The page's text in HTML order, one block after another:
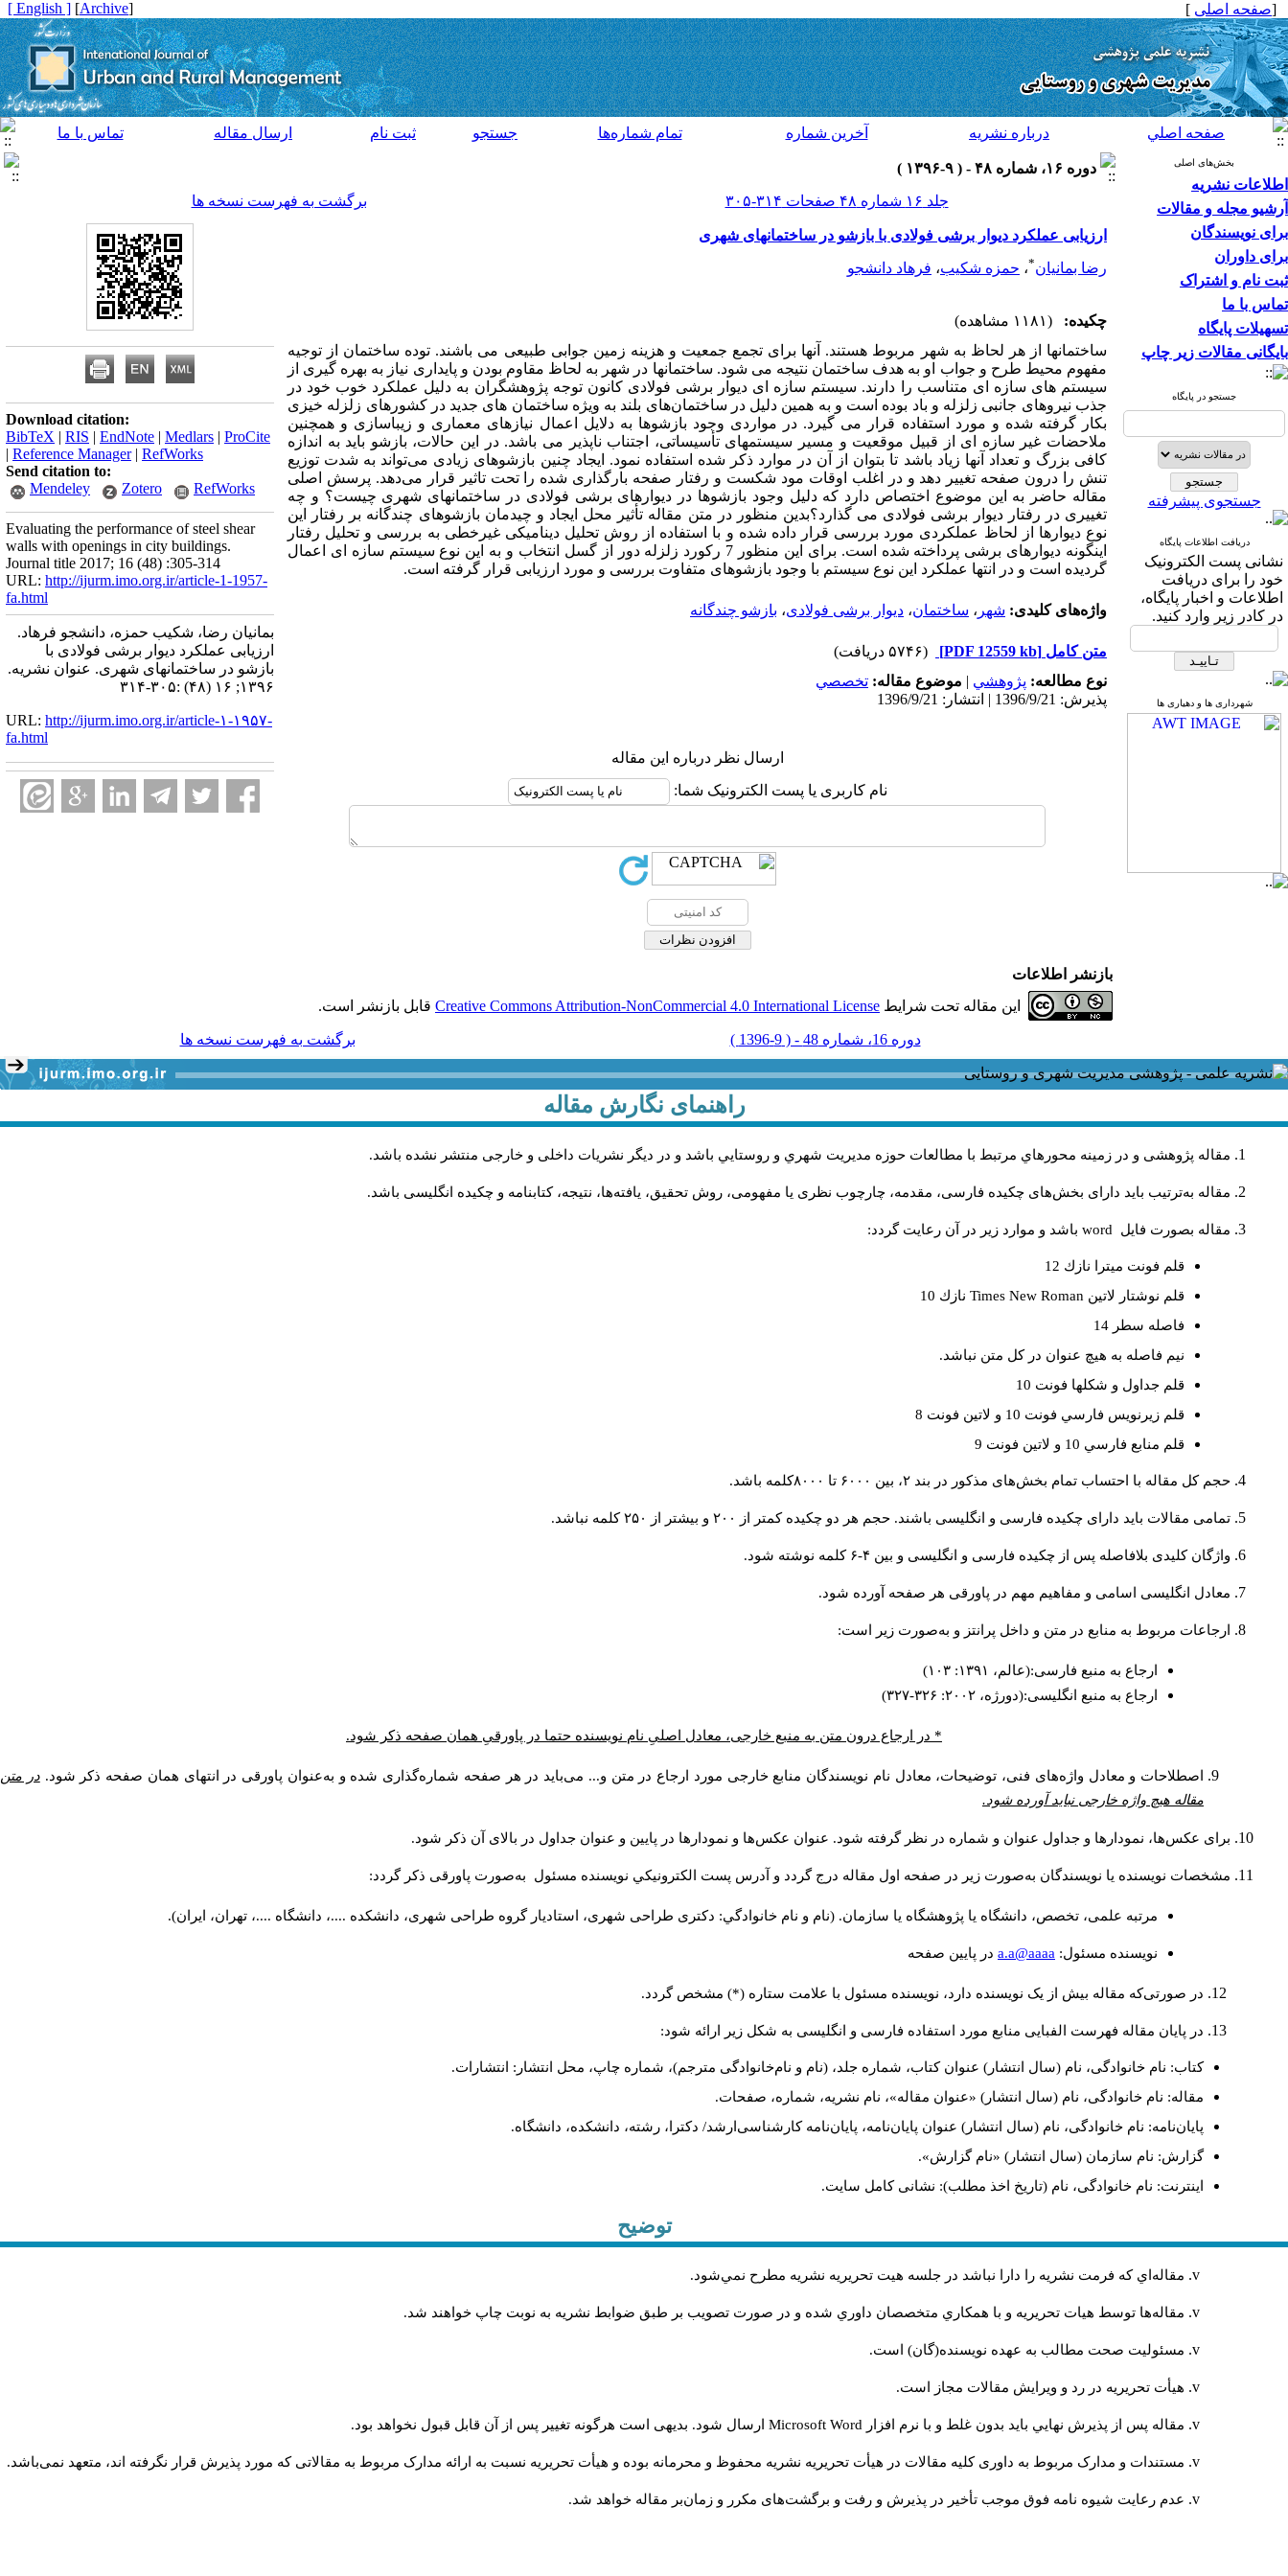
[صفحه اصلی ]
[
Archive
]
[ English ]
صفحه اصلي درباره نشريه آخرين شماره تمام شماره‌ها جستجو ثبت نام ارسال مقاله تماس با ما
بخش‌های اصلی
اطلاعات نشریه
آرشیو مجله و مقالات
برای نویسندگان
برای داوران
ثبت نام و اشتراک
تماس با ما
تسهیلات پایگاه
بایگانی مقالات زیر چاپ
جستجو در پایگاه
جستجوی پیشرفته
دریافت اطلاعات پایگاه
نشانی پست الکترونیک
خود را برای دریافت
اطلاعات و اخبار پایگاه،
در کادر زیر وارد کنید.
شهرداری ها و دهیاری ها
دوره ۱۶، شماره ۴۸ - ( ۹-۱۳۹۶ )
جلد ۱۶ شماره ۴۸ صفحات ۳۱۴-۳۰۵
برگشت به فهرست نسخه ها
ارزیابی عملکرد دیوار برشی فولادی با بازشو در ساختمانهای شهری
رضا بمانیان*، حمزه شکیب، فرهاد دانشجو
چکیده:
(۱۱۸۱ مشاهده)
ساختمانها از هر لحاظ به شهر مربوط هستند. آنها برای تجمع جمعیت و هزینه زمین جوابی طبیعی می باشند. توده ساختمان از توجیه
مفهوم محیط طرح و جواب او به هدف ساختمان نتیجه می شود. ساختمانها در شهر به لحاظ مقاوم بودن و پایداری نیاز به بهره گیری از
سیستم های سازه ای متناسب را دارند. سیستم سازه ای دیوار برشی فولادی کانون توجه پژوهشگران به دلیل عملکرد خوب خود در
جذب نیروهای جانبی زلزله و باد بوده است و به همین دلیل در ساختمان‌های بلند به ویژه ساختمان های جدید در کشورهای زلزله خیزی
بکار گرفته شده و مورد استفاده قرار می گیرد. در مواردی وجود بازشوها به دلایل اعمال نیازهای معماری و زیباسازی و همچنین
ملاحضات غیر سازه ای از قبیل موقعیت و مسیر سیستمهای تأسیساتی، اجتناب ناپذیر می باشد. در این حالات، بازشو باید به اندازه
کافی بزرگ و تعداد آنها زیاد باشد تا بتوان از آن در موارد ذکر شده استفاده نمود. ایجاد چنین بازشوهای زیادی می‌تواند به شدت توزیع
تنش را درون صفحه تغییر دهد و در اغلب اوقات مود شکست و رفتار صفحه بارگذاری شده را تحت تاثیر قرار می‌دهد. پرسش اصلی
مقاله حاضر به این موضوع اختصاص دارد که دلیل وجود بازشوها در دیوارهای برشی فولادی در ساختمانهای شهری چیست؟ و چه
تغییری در رفتار دیوار برشی فولادی می گذارد؟بدین منظور در متن مقاله تأثیر محل ایجاد و چیدمان بازشوهای چندگانه بر رفتار این
نوع دیوارها از لحاظ عملکردی مورد بررسی قرار داده شده و با استفاده از روش تحلیل دینامیکی غیرخطی به بررسی و تحلیل رفتار
اینگونه دیوارهای برشی پرداخته شده است. برای این منظور 7 رکورد زلزله دور از گسل انتخاب و به این نوع سیستم سازه ای اعمال
گردیده است و در انتها عملکرد این نوع سیستم با وجود بازشوهای متفاوت بررسی و مورد ارزیابی قرار گرفته است.
واژه‌های کلیدی: شهر ، ساختمان، دیوار برشی فولادی، بازشو چندگانه
متن کامل [PDF 12559 kb]
(۵۷۴۶ دریافت)
نوع مطالعه: پژوهشي | موضوع مقاله: تخصصي
پذیرش: 1396/9/21 | انتشار: 1396/9/21
ارسال نظر درباره این مقاله
نام کاربری یا پست الکترونیک شما:
Download citation:
BibTeX | RIS | EndNote | Medlars | ProCite
| Reference Manager| RefWorks
Send citation to:
Mendeley
Zotero RefWorks
Evaluating the performance of steel shear
walls with openings in city buildings.
Journal title 2017; 16 (48) :305-314
URL: http://ijurm.imo.org.ir/article-1-1957-
fa.html
بمانیان رضا، شکیب حمزه، دانشجو فرهاد.
ارزیابی عملکرد دیوار برشی فولادی با
بازشو در ساختمانهای شهری. عنوان نشریه.
۱۳۹۶; ۱۶ (۴۸) :۳۰۵-۳۱۴
URL: http://ijurm.imo.org.ir/article-۱-۱۹۵۷-
fa.html
بازنشر اطلاعات
این مقاله تحت شرایط Creative Commons Attribution-NonCommercial 4.0 International License قابل بازنشر است.
دوره 16، شماره 48 - ( 9-1396 ) برگشت به فهرست نسخه ها
راهنمای نگارش مقاله
مقاله پژوهشی و در زمینه محورهاي مرتبط با مطالعات حوزه مديريت شهري و روستايي باشد و در دیگر نشریات داخلی و خارجی منتشر نشده باشد.
مقاله به‌ترتیب باید دارای بخش‌های چکیده فارسی، مقدمه، چارچوب نظری یا مفهومی، روش تحقیق، یافته‌ها، نتیجه، کتابنامه و چکیده انگلیسی باشد.
مقاله بصورت فايل word باشد و موارد زير در آن رعايت گردد:
قلم فونت ميترا نازك 12
قلم نوشتار لاتين Times New Roman نازك 10
فاصله سطر 14
نيم فاصله به هيچ عنوان در كل متن نباشد.
قلم جداول و شكلها فونت 10
قلم زيرنويس فارسي فونت 10 و لاتين فونت 8
قلم منابع فارسي 10 و لاتين فونت 9
حجم کل مقاله با احتساب تمام بخش‌های مذکور در بند ۲، بین ۶۰۰۰ تا ۸۰۰۰کلمه باشد.
تمامی مقالات باید دارای چکیده فارسی و انگلیسی باشند. حجم هر دو چکیده کمتر از ۲۰۰ و بیشتر از ۲۵۰ کلمه نباشد.
واژگان کلیدی بلافاصله پس از چکیده فارسی و انگلیسی و بین ۴-۶ کلمه نوشته شود.
معادل انگلیسی اسامی و مفاهیم مهم در پاورقی هر صفحه آورده شود.
ارجاعات مربوط به منابع در متن و داخل پرانتز و به‌صورت زیر است:
ارجاع به منبع فارسی:(عالم، ۱۳۹۱: ۱۰۳)
ارجاع به منبع انگلیسی:(دورژه، ۲۰۰۲: ۳۲۶-۳۲۷)
* در ارجاع درون متن به منبع خارجی، معادل اصلیِ نام نویسنده حتما در پاورقیِ همان صفحه ذکر شود.
اصطلاحات و معادل واژه‌های فنی، توضیحات، معادل نام نویسندگان منابع خارجی مورد ارجاع در متن و... می‌باید در هر صفحه شماره‌گذاری شده و به‌عنوان پاورقی در انتهای همان صفحه ذکر شود. در متن
مقاله هیچ واژه خارجی نباید آورده شود.
برای عکس‌ها، نمودارها و جداول عنوان و شماره در نظر گرفته شود. عنوان عکس‌ها و نمودارها در پایین و عنوان جداول در بالای آن ذکر شود.
مشخصات نویسنده یا نویسندگان به‌صورت زیر در صفحه اول مقاله درج گردد و آدرس پست الكترونيكي نويسنده مسئول به‌صورت پاورقی ذکر گردد:
مرتبه علمی، تخصص، دانشگاه یا پژوهشگاه یا سازمان. (نام و نام خانوادگي: دکتری طراحی شهری، استادیار گروه طراحی شهری، دانشکده ....، دانشگاه ....، تهران، ایران).
نويسنده مسئول: a.a@aaaa در پايين صفحه
در صورتی‌که مقاله بیش از یک نویسنده دارد، نویسنده مسئول با علامت ستاره (*) مشخص گردد.
در پایان مقاله فهرست الفبایی منابع مورد استفاده فارسی و انگلیسی به شکل زیر ارائه شود:
کتاب: نام خانوادگی، نام (سال انتشار) عنوان کتاب، شماره جلد، (نام و نام‌خانوادگی مترجم)، شماره چاپ، محل انتشار: انتشارات.
مقاله: نام خانوادگی، نام (سال انتشار) «عنوان مقاله»، نام نشریه، شماره، صفحات.
پایان‌نامه: نام خانوادگی، نام (سال انتشار) عنوان پایان‌نامه، پایان‌نامه کارشناسی‌ارشد/ دکترا، رشته، دانشکده، دانشگاه.
گزارش: نام سازمان (سال انتشار) «نام گزارش».
اینترنت: نام خانوادگی، نام (تاریخ اخذ مطلب): نشانی کامل سایت.
توضیح
مقاله‌اي كه فرمت نشريه را دارا نباشد در جلسه هيت تحريريه نشريه مطرح نمي‌شود.
مقاله‌ها توسط هیات تحريريه و با همکاري متخصصان داوري شده و در صورت تصويب بر طبق ضوابط نشريه به نوبت چاپ خواهند شد.
مسئوليت صحت مطالب به عهده نويسنده(گان) است.
هيأت تحريريه در رد و ويرايش مقالات مجاز است.
مقاله پس از پذيرش نهايي باید بدون غلط و با نرم افزار Microsoft Word ارسال شود. بدیهی است هرگونه تغییر پس از آن قابل قبول نخواهد بود.
مستندات و مدارک مربوط به داوری کلیه مقالات در هیأت تحریریه نشریه محفوظ و محرمانه بوده و هیأت تحریریه نسبت به ارائه مدارک مربوط به مقالاتی که مورد پذیرش قرار نگرفته اند، متعهد نمی‌باشد.
عدم رعایت شیوه نامه فوق موجب تأخیر در پذیرش و رفت و برگشت‌‌های مکرر و زمان‌بر مقاله خواهد شد.